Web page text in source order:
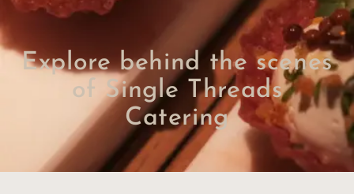
Explore behind the scenes
of Single Threads
Catering